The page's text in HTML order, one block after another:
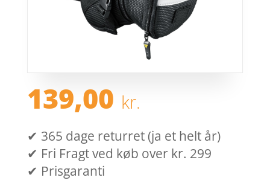
139,00 kr.
✔ 365 dage returret (ja et helt år)
✔ Fri Fragt ved køb over kr. 299
✔ Prisgaranti